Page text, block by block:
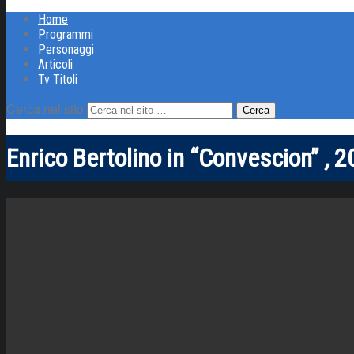
Home
Programmi
Personaggi
Articoli
Tv Titoli
Cerca nel sito
Enrico Bertolino in “Convescion” ,